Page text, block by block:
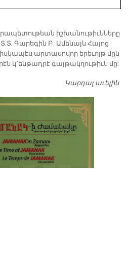
իշխանութիւնները
Գարեգին Բ. Ամենայն Հայոց
արտասովոր երեւոյթ մըն
կ՚ենթադրէ գայթակղութիւն մը:
Կարդալ աւելին